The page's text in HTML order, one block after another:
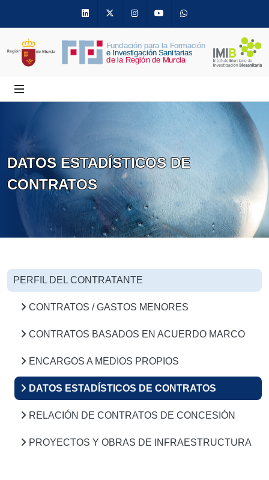
Linkedin Twitter InstagramYoutube
DATOS ESTADÍSTICOS DE
CONTRATOS
PERFIL DEL CONTRATANTE
CONTRATOS / GASTOS MENORES
CONTRATOS BASADOS EN ACUERDO MARCO
ENCARGOS A MEDIOS PROPIOS
DATOS ESTADÍSTICOS DE CONTRATOS
RELACIÓN DE CONTRATOS DE CONCESIÓN
PROYECTOS Y OBRAS DE INFRAESTRUCTURA